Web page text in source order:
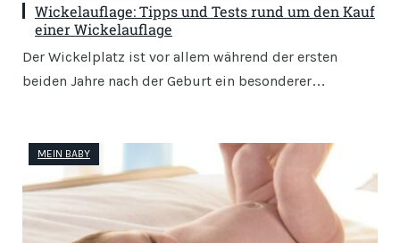
Wickelauflage: Tipps und Tests rund um den Kauf
einer Wickelauflage
Der Wickelplatz ist vor allem während der ersten
beiden Jahre nach der Geburt ein besonderer…
MEIN BABY